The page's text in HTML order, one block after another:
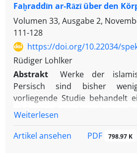
Faḫraddīn ar-Rāzī über den
Volumen 33, Ausgabe 2,
111-128
https://doi.org/10.22034/
Rüdiger Lohlker
Abstrakt
Werke der
Persisch sind bisher
vorliegende Studie behandelt
ad-Dīn ar-Rāzī, das als
werden kann.
Weiterlesen
Artikel ansehen
PDF 798.97 K